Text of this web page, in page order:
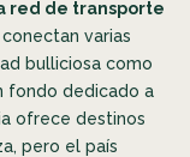
red de transporte
varias
bulliciosa como
fondo dedicado a
ofrece destinos
pero el país